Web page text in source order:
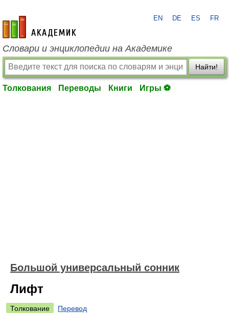
academic.ru
EN DE ES FR
Словари и энциклопедии на Академике
Найти!
Толкования Переводы Книги Игры ⚽
Большой универсальный сонник
Лифт
Толкование
Перевод